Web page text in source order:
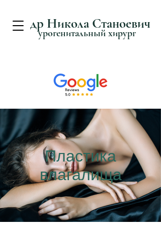
др Никола Станоевич
урогенитальный хирург
Пластика
влагалища